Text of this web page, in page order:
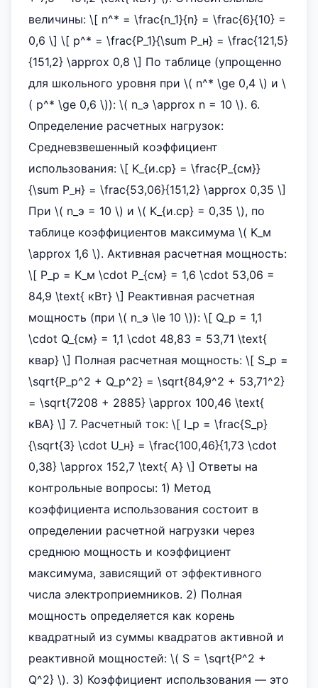
величины: \[ n^* = \frac{n_1}{n} = \frac{6}{10} =
0,6 \] \[ p^* = \frac{P_1}{\sum P_н} = \frac{121,5}
{151,2} \approx 0,8 \] По таблице (упрощенно
для школьного уровня при \( n^* \ge 0,4 \) и \
( p^* \ge 0,6 \)): \( n_э \approx n = 10 \). 6.
Определение расчетных нагрузок:
Средневзвешенный коэффициент
использования: \[ K_{и.ср} = \frac{P_{см}}
{\sum P_н} = \frac{53,06}{151,2} \approx 0,35 \]
При \( n_э = 10 \) и \( K_{и.ср} = 0,35 \), по
таблице коэффициентов максимума \( K_м
\approx 1,6 \). Активная расчетная мощность:
\[ P_р = K_м \cdot P_{см} = 1,6 \cdot 53,06 =
84,9 \text{ кВт} \] Реактивная расчетная
мощность (при \( n_э \le 10 \)): \[ Q_р = 1,1
\cdot Q_{см} = 1,1 \cdot 48,83 = 53,71 \text{
квар} \] Полная расчетная мощность: \[ S_р =
\sqrt{P_р^2 + Q_р^2} = \sqrt{84,9^2 + 53,71^2}
= \sqrt{7208 + 2885} \approx 100,46 \text{
кВА} \] 7. Расчетный ток: \[ I_р = \frac{S_р}
{\sqrt{3} \cdot U_н} = \frac{100,46}{1,73 \cdot
0,38} \approx 152,7 \text{ А} \] Ответы на
контрольные вопросы: 1) Метод
коэффициента использования состоит в
определении расчетной нагрузки через
среднюю мощность и коэффициент
максимума, зависящий от эффективного
числа электроприемников. 2) Полная
мощность определяется как корень
квадратный из суммы квадратов активной и
реактивной мощностей: \( S = \sqrt{P^2 +
Q^2} \). 3) Коэффициент использования — это